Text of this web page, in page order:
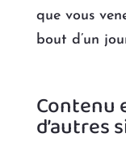
que vous
bout d’un
Contenu
d’autres